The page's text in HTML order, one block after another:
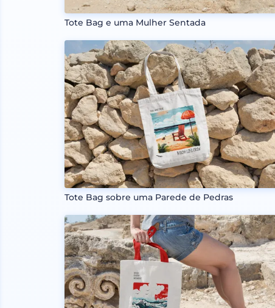
Tote Bag e uma Mulher Sentada
Tote Bag sobre uma Parede de Pedras